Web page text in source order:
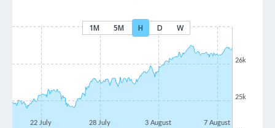
1M 5M H D W
22 July
28 July
3 August
7 August
25k
26k